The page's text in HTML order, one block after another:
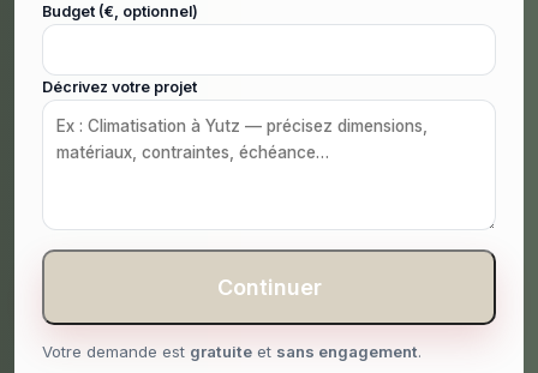
Budget (€, optionnel)
Décrivez votre projet
Continuer
Votre demande est gratuite et sans engagement.